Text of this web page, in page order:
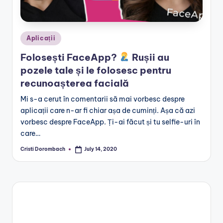
Posted
in
Aplicații
Folosești FaceApp?
Rușii au
pozele tale și le folosesc pentru
recunoașterea facială
Mi s-a cerut în comentarii să mai vorbesc despre
aplicații care n-ar fi chiar așa de cuminți. Așa că azi
vorbesc despre FaceApp. Ți-ai făcut și tu selfie-uri în
care…
Posted
Cristi Dorombach July 14, 2020